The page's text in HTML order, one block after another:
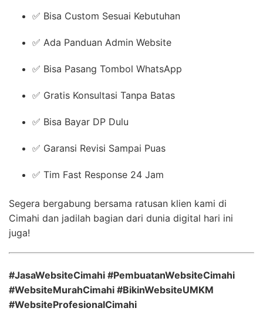
✅ Bisa Custom Sesuai Kebutuhan
✅ Ada Panduan Admin Website
✅ Bisa Pasang Tombol WhatsApp
✅ Gratis Konsultasi Tanpa Batas
✅ Bisa Bayar DP Dulu
✅ Garansi Revisi Sampai Puas
✅ Tim Fast Response 24 Jam
Segera bergabung bersama ratusan klien kami di
Cimahi dan jadilah bagian dari dunia digital hari ini
juga!
#JasaWebsiteCimahi #PembuatanWebsiteCimahi
#WebsiteMurahCimahi #BikinWebsiteUMKM
#WebsiteProfesionalCimahi